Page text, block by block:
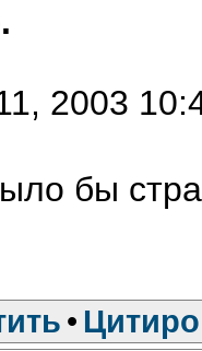
2003
бы
•